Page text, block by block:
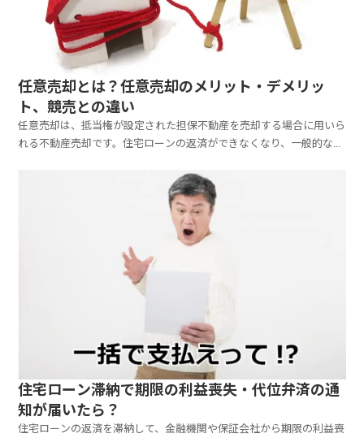
任意売却とは？任意売却のメリット・デメリッ
ト、競売との違い
任意売却は、抵当権が設定された担保不動産を売却する場合に用いら
れる不動産売却です。住宅ローンの返済ができなくなり、一般的な不
住宅ローン滞納で期限の利益喪失・代位弁済の通
知が届いたら？
住宅ローンの返済を滞納して、金融機関や保証会社から期限の利益喪